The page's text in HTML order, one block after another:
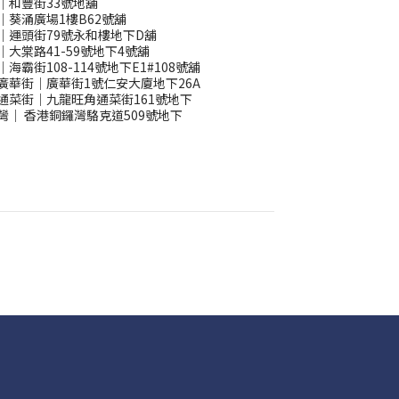
葵涌廣場1樓B62號舖
運頭街79號永和樓地下D舖
大棠路41-59號地下4號舖
海霸街108-114號地下E1#108號舖
華街｜廣華街1號仁安大廈地下26A
菜街｜九龍旺角通菜街161號地下
｜ 香港銅鑼灣駱克道509號地下